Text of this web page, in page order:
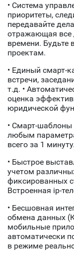
• Система
приоритеты,
передавайте
отражающая все
времени. Будьте
проектам.
• Единый смарт-
встречи,
т.д. •
оценка
юридической
• Смарт-шаблоны
любым
всего за 1 минуту.
• Быстрое
учетом
фиксированных
Встроенная ip-
• Бесшовная
обмена данных
мобильные
автоматически
в режиме